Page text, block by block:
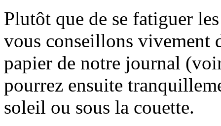
Plutôt que de se fatiguer
vous conseillons vivement
papier de notre journal
pourrez ensuite
soleil ou sous la couette.